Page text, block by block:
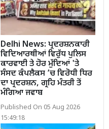
Delhi News: ਪ੍ਰਦਰਸ਼ਨਕਾਰੀ
ਵਿਦਿਆਰਥੀਆਂ ਵਿਰੁੱਧ ਪੁਲਿਸ
ਕਾਰਵਾਈ ਤੇ ਹੋਰ ਮੁੱਦਿਆਂ 'ਤੇ
ਸੰਸਦ ਕੰਪਲੈਕਸ ’ਚ ਵਿਰੋਧੀ ਧਿਰ
ਦਾ ਪ੍ਰਦਰਸ਼ਨ, ਗ੍ਰਹਿ ਮੰਤਰੀ ਤੋਂ
ਮੰਗਿਆ ਜਵਾਬ
Published On 05 Aug 2026
15:49:18